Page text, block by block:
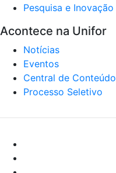
Pesquisa e Inovação
Acontece na Unifor
Notícias
Eventos
Central de Conteúdo
Processo Seletivo